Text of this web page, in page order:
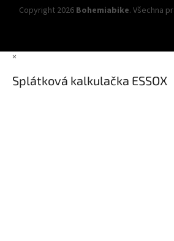
Copyright 2026 Bohemiabike. Všechna
×
Splátková kalkulačka ESSOX